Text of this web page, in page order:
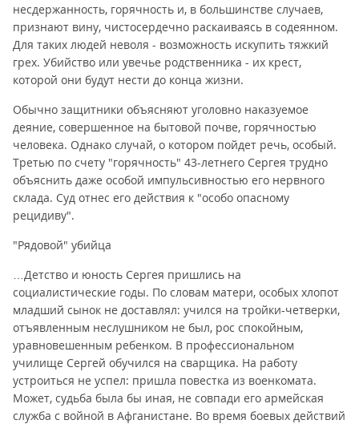
несдержанность, горячность и, в большинстве случаев,
признают вину, чистосердечно раскаиваясь в содеянном.
Для таких людей неволя - возможность искупить тяжкий
грех. Убийство или увечье родственника - их крест,
которой они будут нести до конца жизни.
Обычно защитники объясняют уголовно наказуемое
деяние, совершенное на бытовой почве, горячностью
человека. Однако случай, о котором пойдет речь, особый.
Третью по счету "горячность" 43-летнего Сергея трудно
объяснить даже особой импульсивностью его нервного
склада. Суд отнес его действия к "особо опасному
рецидиву".
"Рядовой" убийца
…Детство и юность Сергея пришлись на
социалистические годы. По словам матери, особых хлопот
младший сынок не доставлял: учился на тройки-четверки,
отъявленным неслушником не был, рос спокойным,
уравновешенным ребенком. В профессиональном
училище Сергей обучился на сварщика. На работу
устроиться не успел: пришла повестка из военкомата.
Может, судьба была бы иная, не совпади его армейская
служба с войной в Афганистане. Во время боевых действий